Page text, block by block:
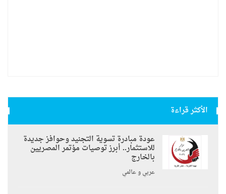
الأكثر قراءة
عودة مبادرة تسوية التجنيد وحوافز جديدة
للاستثمار.. أبرز توصيات مؤتمر المصريين
بالخارج
عربي و عالمي